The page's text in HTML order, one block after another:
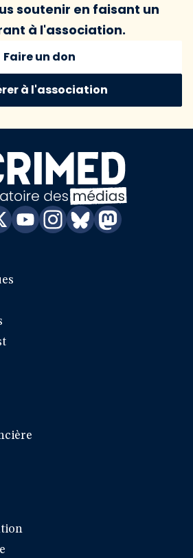
soutenir en faisant un
à l'association.
Faire un don
à l'association